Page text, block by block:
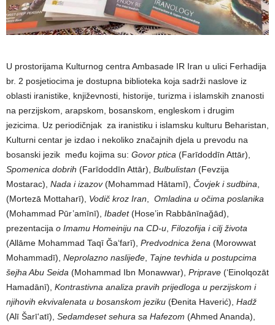
U prostorijama Kulturnog centra Ambasade IR Iran u ulici Ferhadija
br. 2 posjetiocima je dostupna biblioteka koja sadrži naslove iz
oblasti iranistike, književnosti, historije, turizma i islamskih znanosti
na perzijskom, arapskom, bosanskom, engleskom i drugim
jezicima. Uz periodičnjak za iranistiku i islamsku kulturu Beharistan,
Kulturni centar je izdao i nekoliko značajnih djela u prevodu na
bosanski jezik među kojima su: Govor ptica (Farīdoddīn Attār),
Spomenica dobrih (Farīdoddīn Attār), Bulbulistan (Fevzija
Mostarac), Nada i izazov(Mohammad Hātamī), Čovjek i sudbina
(Mortezā Mottaharī), Vodič kroz Iran
Omladina u očima poslanika
(Mohammad Pūr’amīnī), Ibadet(Hose’in Rabbānīnağād),
prezentacija o Imamu Homeiniju na CD-u Filozofija i cilj života
(Allāme Mohammad Taqī Ğa‘farī), Predvodnica žena (Morowwat
Mohammadī), Neprolazno naslijeđe Tajne tevhida u postupcima
šejha Abu Seida (Mohammad Ibn Monawwar), Priprave (‘Einolqozāt
Hamadānī), Kontrastivna analiza pravih prijedloga u perzijskom i
njihovih ekvivalenata u bosanskom jeziku (Đenita Haverić), Hadž
(Alī Šarī‘atī), Sedamdeset sehura sa Hafezom (Ahmed Ananda),